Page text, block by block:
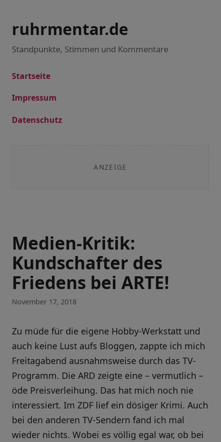
ruhrmentar.de
Standpunkte, Stimmen und Kommentare
Startseite
Impressum
Datenschutz
ANZEIGE
Medien-Kritik:
Kundschafter des
Friedens bei ARTE!
November 17, 2018
Zu müde für die eigene Hobby-Werkstatt und
auch keine Lust aufs Bloggen, zappte ich mich
Freitagabend ausnahmsweise durch das TV-
Programm. Die ARD zeigte eine – vermutlich –
öde Preisverleihung. Das hat mich noch nie
interessiert. Im ZDF lief ein dösiger Krimi. Auch
bei den anderen TV-Sendern fand ich mal
wieder nichts. Wobei es völlig egal war, ob bei